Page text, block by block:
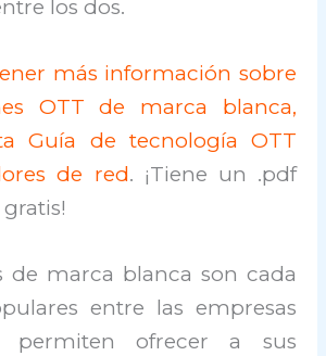
los dos.
más información sobre
OTT de marca blanca,
Guía de tecnología OTT
de red. ¡Tiene un .pdf
de marca blanca son cada
entre las empresas
permiten ofrecer a sus